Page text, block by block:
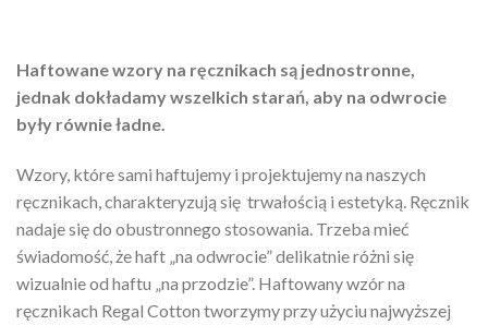
Haftowane wzory na ręcznikach są jednostronne,
jednak dokładamy wszelkich starań, aby na odwrocie
były równie ładne.
Wzory, które sami haftujemy i projektujemy na naszych
ręcznikach, charakteryzują się trwałością i estetyką. Ręcznik
nadaje się do obustronnego stosowania. Trzeba mieć
świadomość, że haft „na odwrocie” delikatnie różni się
wizualnie od haftu „na przodzie”. Haftowany wzór na
ręcznikach Regal Cotton tworzymy przy użyciu najwyższej